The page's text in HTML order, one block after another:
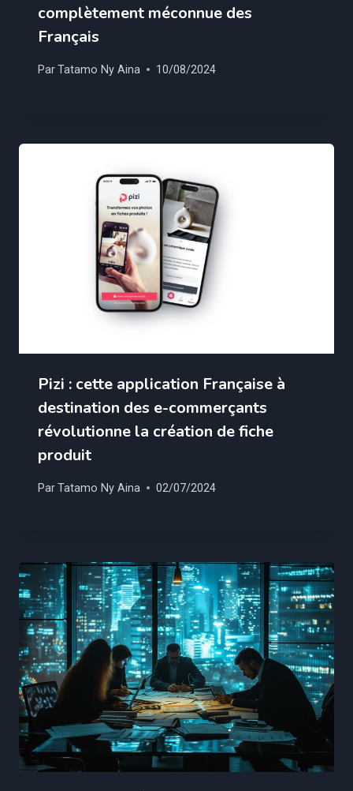
complètement méconnue des
Français
ParTatamo Ny Aina 10/08/2024
Pizi : cette application Française à
destination des e-commerçants
révolutionne la création de fiche
produit
ParTatamo Ny Aina 02/07/2024